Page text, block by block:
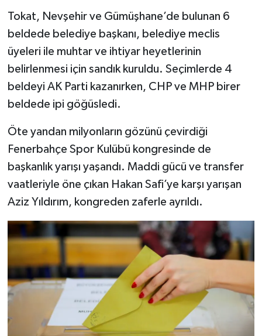
Tokat, Nevşehir ve Gümüşhane’de bulunan 6
beldede belediye başkanı, belediye meclis
üyeleri ile muhtar ve ihtiyar heyetlerinin
belirlenmesi için sandık kuruldu. Seçimlerde 4
beldeyi AK Parti kazanırken, CHP ve MHP birer
beldede ipi göğüsledi.
Öte yandan milyonların gözünü çevirdiği
Fenerbahçe Spor Kulübü kongresinde de
başkanlık yarışı yaşandı. Maddi gücü ve transfer
vaatleriyle öne çıkan Hakan Safi’ye karşı yarışan
Aziz Yıldırım, kongreden zaferle ayrıldı.